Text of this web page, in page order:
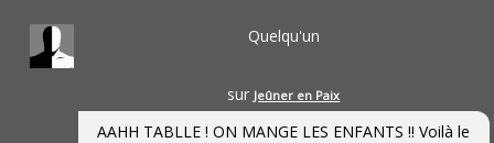
Quelqu'un
sur Jeûner en Paix
AAHH TABLLE ! ON MANGE LES ENFANTS !! Voilà le